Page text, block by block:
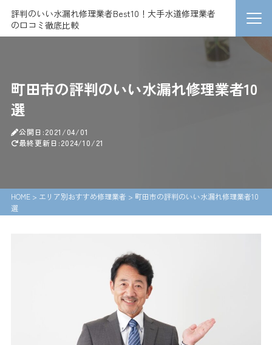
評判のいい水漏れ修理業者Best10！大手水道修理業者
の口コミ徹底比較
町田市の評判のいい水漏れ修理業者10
選
公開日:2021/04/01
最終更新日:2024/10/21
HOME> エリア別おすすめ修理業者 > 町田市の評判のいい水漏れ修理業者10
選